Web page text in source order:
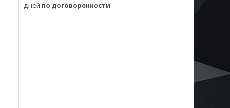
дней по договоренности